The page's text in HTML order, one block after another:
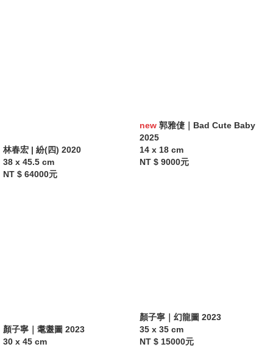
new 郭雅倢｜Bad Cute Baby
2025
14 x 18 cm
NT $ 9000元
林春宏 | 紛(四) 2020
38 x 45.5 cm
NT $ 64000元
顏子寧｜幻龍圖 2023
35 x 35 cm
NT $ 15000元
顏子寧｜耄耋圖 2023
30 x 45 cm